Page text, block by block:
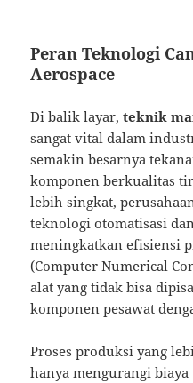
Peran Teknologi
Aerospace
Di balik layar,teknik
sangat vital dalam
semakin besarnya
komponen berkualitas
lebih singkat,
teknologi otomatisasi
meningkatkan efisiensi
(Computer Numerical
alat yang tidak bisa
komponen pesawat
Proses produksi yang
hanya mengurangi